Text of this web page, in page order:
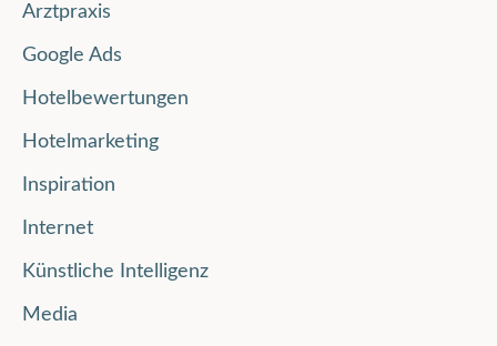
Arztpraxis
Google Ads
Hotelbewertungen
Hotelmarketing
Inspiration
Internet
Künstliche Intelligenz
Media